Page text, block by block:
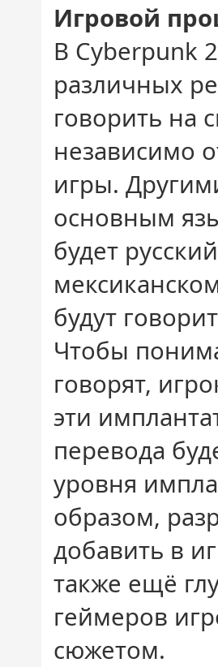
Игровой
В Cyberpunk
различных
говорить на
независимо
игры.
основным
будет
будут
Чтобы
говорят,
эти
перевода
уровня
образом,
добавить в
также ещё
геймеров
сюжетом.